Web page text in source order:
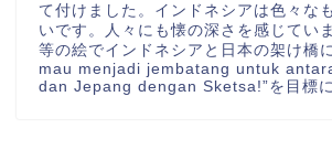
て付けました。インドネシアは色々な
いです。人々にも懐の深さを感じてい
等の絵でインドネシアと日本の架け橋
mau menjadi jembatang untuk
dan Jepang dengan Sketsa!”を目標に